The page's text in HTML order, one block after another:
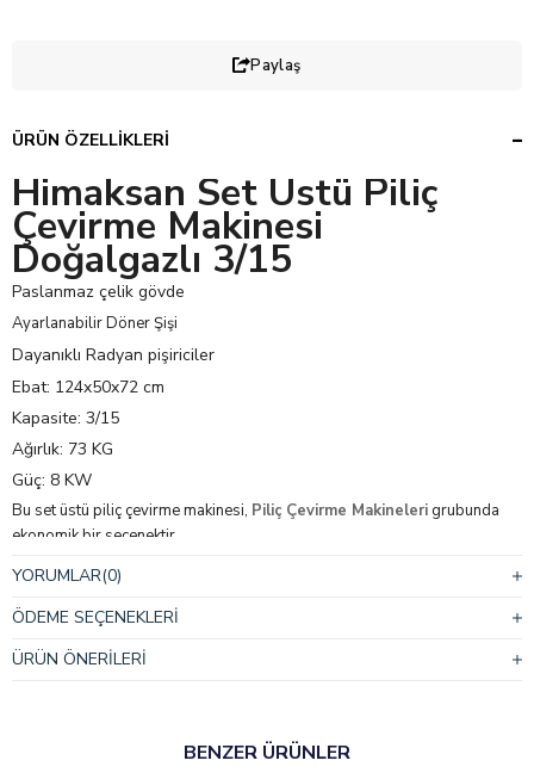
Paylaş
ÜRÜN ÖZELLIKLERI
Himaksan Set Üstü Piliç
Çevirme Makinesi
Doğalgazlı 3/15
Paslanmaz çelik gövde
Ayarlanabilir Döner Şişi
Dayanıklı Radyan pişiriciler
Ebat: 124x50x72 cm
Kapasite: 3/15
Ağırlık: 73 KG
Güç: 8 KW
Bu set üstü piliç çevirme makinesi, Piliç Çevirme Makineleri grubunda
ekonomik bir seçenektir.
Enerji Türü
YORUMLAR(0)
ÖDEME SEÇENEKLERI
ÜRÜN ÖNERILERI
BENZER ÜRÜNLER